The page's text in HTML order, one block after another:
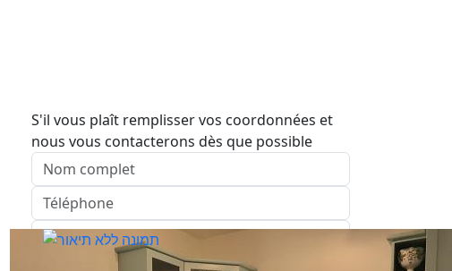
S'il vous plaît remplisser vos coordonnées et
nous vous contacterons dès que possible